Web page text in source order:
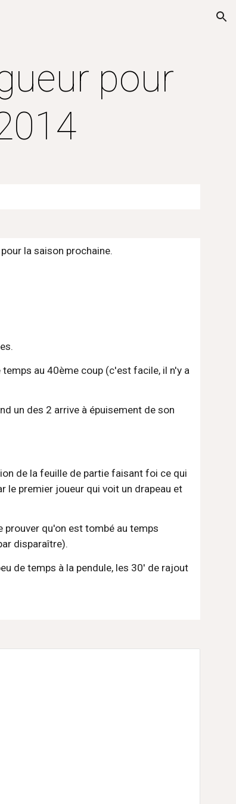
pour
la saison prochaine.
au 40ème coup (c'est facile, il n'y a
un des 2 arrive à épuisement de son
de la feuille de partie faisant foi ce qui
le premier joueur qui voit un drapeau et
prouver qu'on est tombé au temps
disparaître).
de temps à la pendule, les 30' de rajout